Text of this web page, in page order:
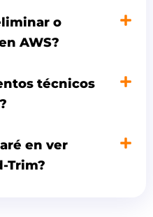
o
AWS?
técnicos
en ver
Trim?